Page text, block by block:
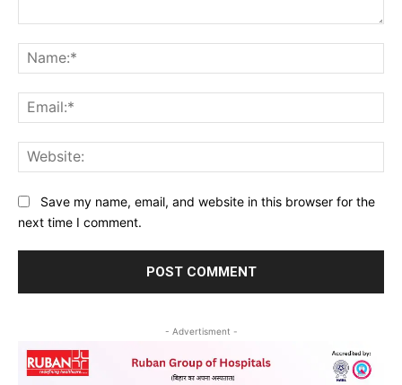
Save my name, email, and website in this browser for the
next time I comment.
- Advertisment -